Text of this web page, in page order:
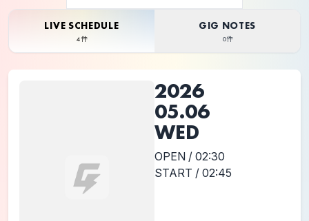
LIVE SCHEDULE
4件
GIG NOTES
0件
2026
05.06
WED
OPEN / 02:30
START / 02:45